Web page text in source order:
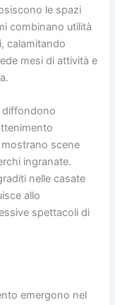
le spazi
combinano utilità
calamitando
mesi di attività e
diffondono
scene
ingranate.
nelle casate
allo
spettacoli di
emergono nel